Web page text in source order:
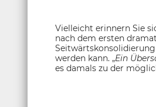
Vielleicht erinnern Sie
nach dem ersten
werden kann. „Ein
es damals zu der